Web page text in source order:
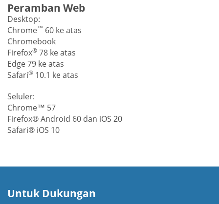
Peramban Web
Desktop:
Chrome™ 60 ke atas
Chromebook
Firefox® 78 ke atas
Edge 79 ke atas
Safari® 10.1 ke atas
Seluler:
Chrome™ 57
Firefox® Android 60 dan iOS 20
Safari® iOS 10
Untuk Dukungan